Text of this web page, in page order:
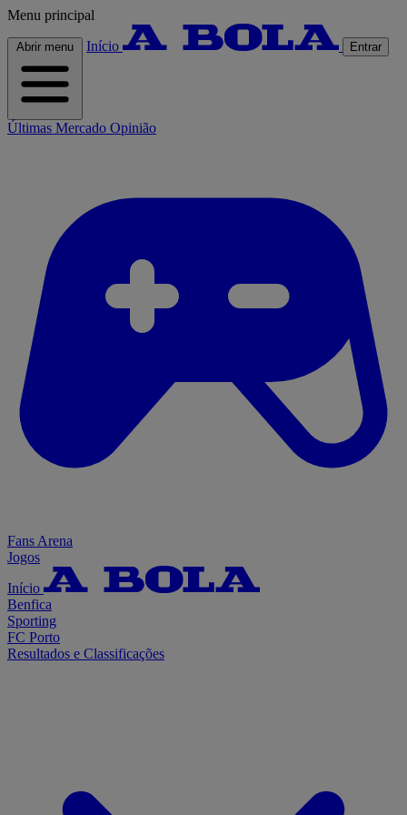
Menu principal
Abrir menu Início Entrar
Últimas Mercado Opinião
Fans Arena
Jogos
Início
Benfica
Sporting
FC Porto
Resultados e Classificações